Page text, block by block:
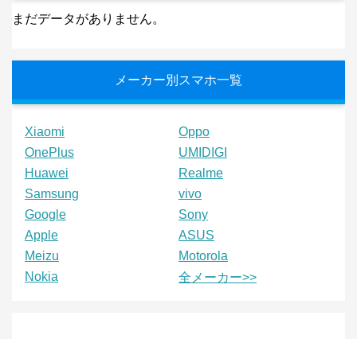
まだデータがありません。
メーカー別スマホ一覧
Xiaomi
Oppo
OnePlus
UMIDIGI
Huawei
Realme
Samsung
vivo
Google
Sony
Apple
ASUS
Meizu
Motorola
Nokia
全メーカー>>